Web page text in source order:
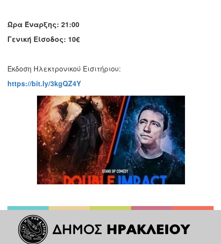
Ώρα Έναρξης: 21:00
Γενική Είσοδος: 10€
Έκδοση Ηλεκτρονικού Εισιτήριου:
https://bit.ly/3kgQZ4Y